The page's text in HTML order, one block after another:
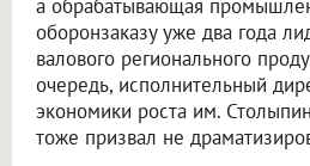
а обрабатывающая
оборонзаказу уже два года
валового регионального
очередь, исполнительный
экономики роста им.
тоже призвал не